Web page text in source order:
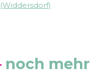
noch mehr